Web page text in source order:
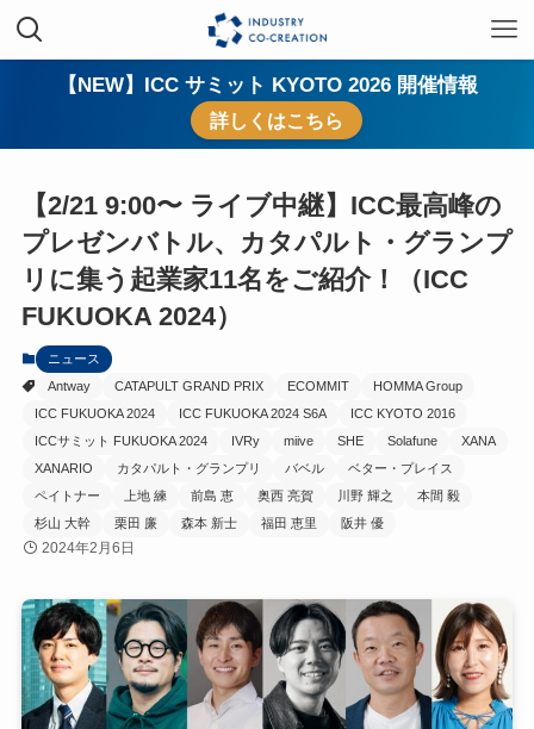
【NEW】ICC サミット KYOTO 2026 開催情報
詳しくはこちら
【2/21 9:00〜 ライブ中継】ICC最高峰の
プレゼンバトル、カタパルト・グランプ
リに集う起業家11名をご紹介！（ICC
FUKUOKA 2024）
ニュース
Antway
CATAPULT GRAND PRIX ECOMMIT
HOMMA Group
ICC FUKUOKA 2024
ICC FUKUOKA 2024 S6A
ICC KYOTO 2016
ICCサミット FUKUOKA 2024
IVRy miive SHE Solafune
XANA
XANARIO
カタパルト・グランプリ バベル
ベター・プレイス
ペイトナー
上地 練 前島 恵 奥西 亮賀 川野 輝之
本間 毅
杉山 大幹
栗田 廉 森本 新士 福田 恵里 阪井 優
2024年2月6日